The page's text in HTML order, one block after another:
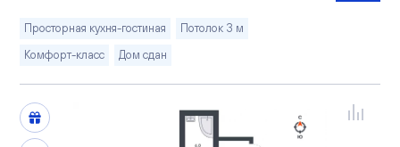
Просторная кухня-гостиная
Потолок 3 м
Комфорт-класс
Дом сдан